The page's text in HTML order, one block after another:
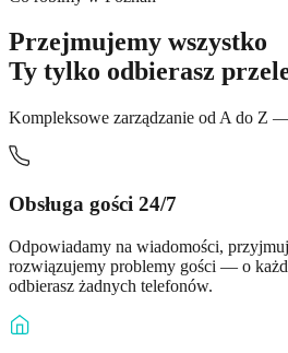
Przejmujemy wszystko
Ty tylko odbierasz
Kompleksowe zarządzanie od A do Z
Obsługa gości 24/7
Odpowiadamy na wiadomości,
rozwiązujemy problemy gości — o
odbierasz żadnych telefonów.